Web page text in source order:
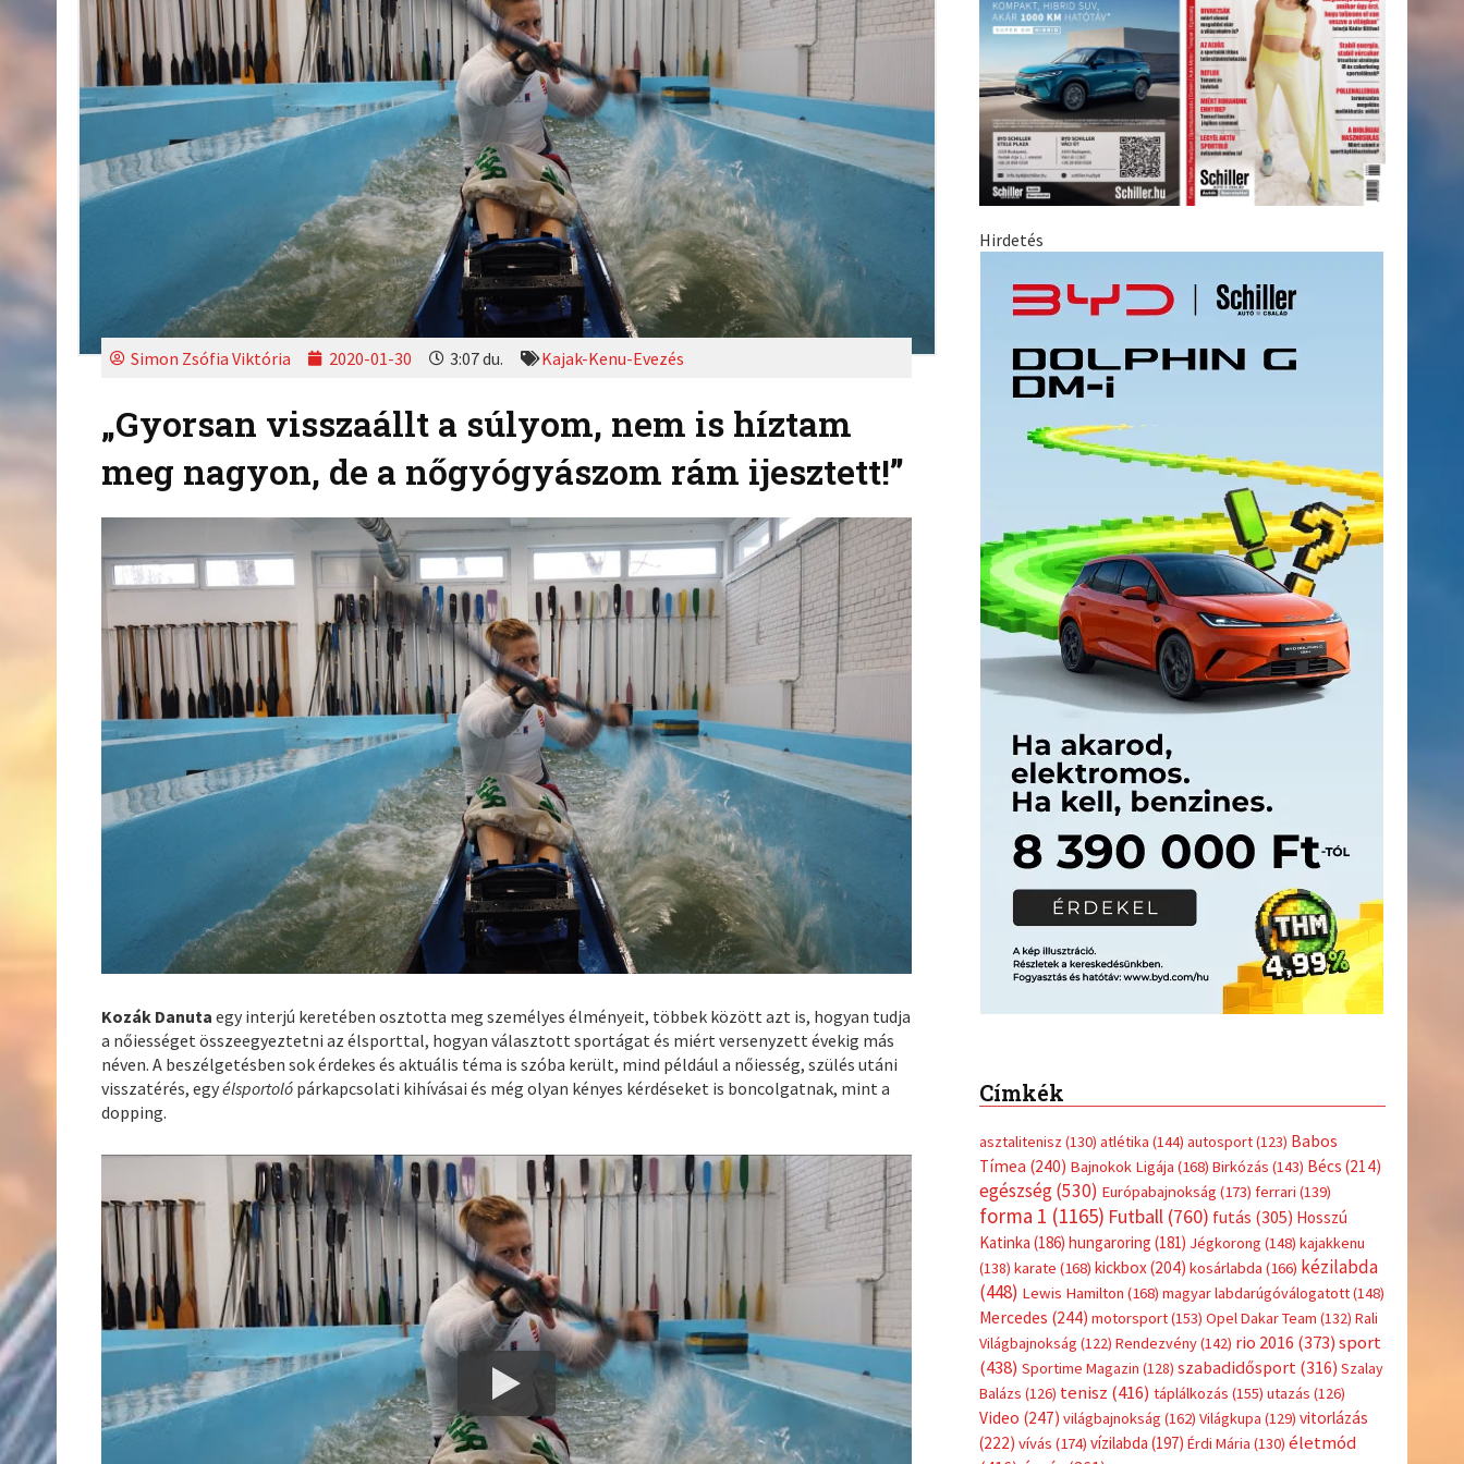
Simon Zsófia Viktória 2020-01-30 3:07 du. Kajak-Kenu-Evezés
„Gyorsan visszaállt a súlyom, nem is híztam
meg nagyon, de a nőgyógyászom rám ijesztett!”
Kozák Danuta egy interjú keretében osztotta meg személyes élményeit, többek között azt is, hogyan tudja
a nőiességet összeegyeztetni az élsporttal, hogyan választott sportágat és miért versenyzett évekig más
néven. A beszélgetésben sok érdekes és aktuális téma is szóba került, mind például a nőiesség, szülés utáni
visszatérés, egyélsportoló párkapcsolati kihívásai és még olyan kényes kérdéseket is boncolgatnak, mint a
dopping.
Hirdetés
Címkék
asztalitenisz (130) atlétika (144) autosport(123) Babos
Tímea (240) Bajnokok Ligája (168) Birkózás (143) Bécs (214)
egészség(530) Európabajnokság (173) ferrari (139)
forma 1 (1165) Futball(760) futás (305) Hosszú
Katinka (186) hungaroring (181) Jégkorong (148) kajakkenu
(138) karate (168) kickbox(204) kosárlabda (166) kézilabda
(448) Lewis Hamilton (168) magyar labdarúgóválogatott(148)
Mercedes (244) motorsport(153) Opel Dakar Team (132) Rali
Világbajnokság (122) Rendezvény(142) rio 2016 (373) sport
(438) Sportime Magazin (128) szabadidősport (316) Szalay
Balázs (126) tenisz (416) táplálkozás (155) utazás (126)
Video (247) világbajnokság (162) Világkupa (129) vitorlázás
(222) vívás (174) vízilabda (197) Érdi Mária (130) életmód